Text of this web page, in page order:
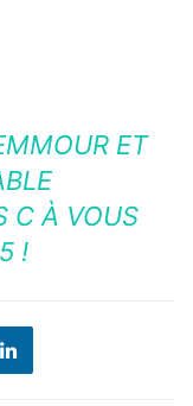
ET
C À VOUS
!